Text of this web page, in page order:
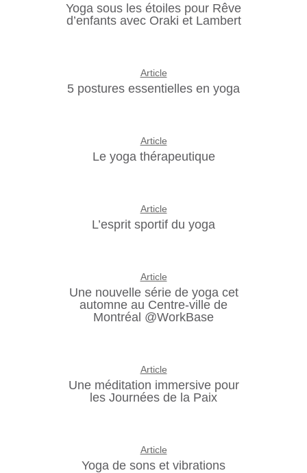
Yoga sous les étoiles pour Rêve
d’enfants avec Oraki et Lambert
Article
5 postures essentielles en yoga
Article
Le yoga thérapeutique
Article
L’esprit sportif du yoga
Article
Une nouvelle série de yoga cet
automne au Centre-ville de
Montréal @WorkBase
Article
Une méditation immersive pour
les Journées de la Paix
Article
Yoga de sons et vibrations